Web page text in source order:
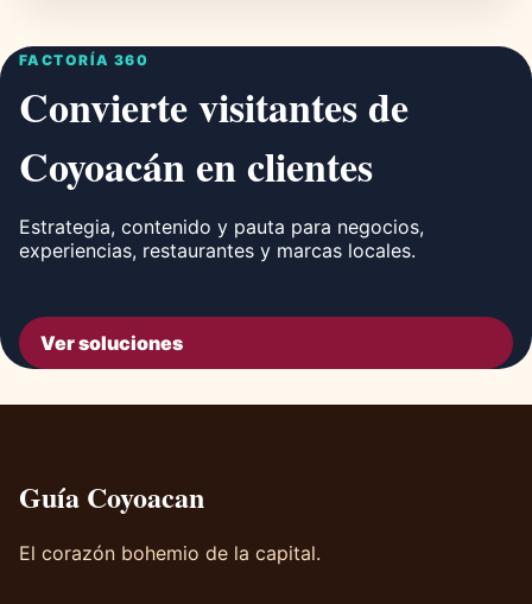
FACTORÍA 360
Convierte visitantes de
Coyoacán en clientes
Estrategia, contenido y pauta para negocios,
experiencias, restaurantes y marcas locales.
Ver soluciones
Guía Coyoacan
El corazón bohemio de la capital.